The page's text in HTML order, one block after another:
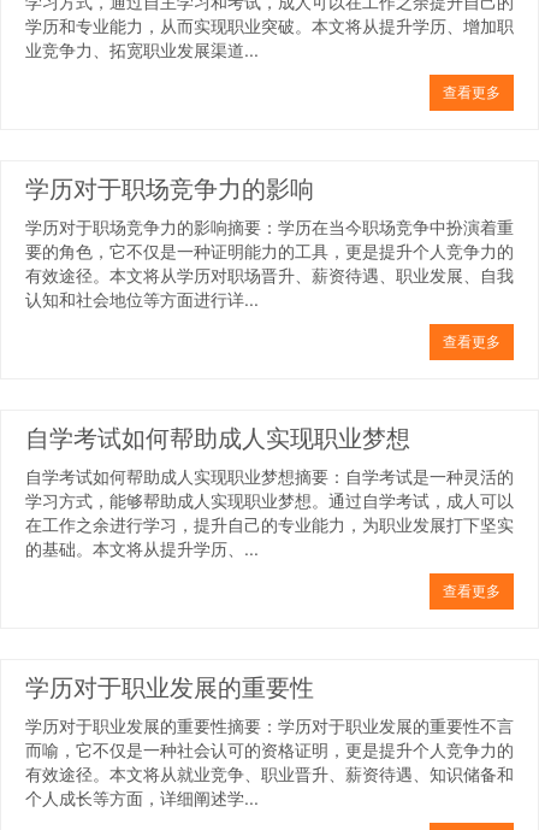
学历和专业能力，从而实现职业突破。本文将从提升学历、增加职
业竞争力、拓宽职业发展渠道...
查看更多
学历对于职场竞争力的影响
学历对于职场竞争力的影响摘要：学历在当今职场竞争中扮演着重
要的角色，它不仅是一种证明能力的工具，更是提升个人竞争力的
有效途径。本文将从学历对职场晋升、薪资待遇、职业发展、自我
认知和社会地位等方面进行详...
查看更多
自学考试如何帮助成人实现职业梦想
自学考试如何帮助成人实现职业梦想摘要：自学考试是一种灵活的
学习方式，能够帮助成人实现职业梦想。通过自学考试，成人可以
在工作之余进行学习，提升自己的专业能力，为职业发展打下坚实
的基础。本文将从提升学历、...
查看更多
学历对于职业发展的重要性
学历对于职业发展的重要性摘要：学历对于职业发展的重要性不言
而喻，它不仅是一种社会认可的资格证明，更是提升个人竞争力的
有效途径。本文将从就业竞争、职业晋升、薪资待遇、知识储备和
个人成长等方面，详细阐述学...